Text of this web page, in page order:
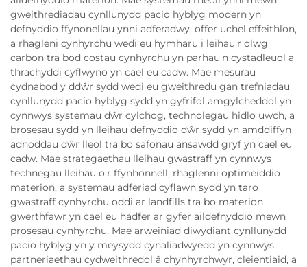
gweithrediadau cynllunydd pacio hyblyg modern yn
defnyddio ffynonellau ynni adferadwy, offer uchel effeithlon,
a rhagleni cynhyrchu wedi eu hymharu i leihau'r olwg
carbon tra bod costau cynhyrchu yn parhau'n cystadleuol a
thrachyddi cyflwyno yn cael eu cadw. Mae mesurau
cydnabod y ddŵr sydd wedi eu gweithredu gan trefniadau
cynllunydd pacio hyblyg sydd yn gyfrifol amgylcheddol yn
cynnwys systemau dŵr cylchog, technolegau hidlo uwch, a
brosesau sydd yn lleihau defnyddio dŵr sydd yn amddiffyn
adnoddau dŵr lleol tra bo safonau ansawdd gryf yn cael eu
cadw. Mae strategaethau lleihau gwastraff yn cynnwys
technegau lleihau o'r ffynhonnell, rhaglenni optimeiddio
materion, a systemau adferiad cyflawn sydd yn taro
gwastraff cynhyrchu oddi ar landfills tra bo materion
gwerthfawr yn cael eu hadfer ar gyfer aildefnyddio mewn
prosesau cynhyrchu. Mae arweiniad diwydiant cynllunydd
pacio hyblyg yn y meysydd cynaliadwyedd yn cynnwys
partneriaethau cydweithredol â chynhyrchwyr, cleientiaid, a